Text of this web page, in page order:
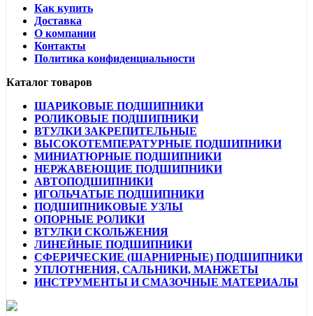
Как купить
Доставка
О компании
Контакты
Политика конфиденциальности
Каталог товаров
ШАРИКОВЫЕ ПОДШИПНИКИ
РОЛИКОВЫЕ ПОДШИПНИКИ
ВТУЛКИ ЗАКРЕПИТЕЛЬНЫЕ
ВЫСОКОТЕМПЕРАТУРНЫЕ ПОДШИПНИКИ
МИНИАТЮРНЫЕ ПОДШИПНИКИ
НЕРЖАВЕЮЩИЕ ПОДШИПНИКИ
АВТОПОДШИПНИКИ
ИГОЛЬЧАТЫЕ ПОДШИПНИКИ
ПОДШИПНИКОВЫЕ УЗЛЫ
ОПОРНЫЕ РОЛИКИ
ВТУЛКИ СКОЛЬЖЕНИЯ
ЛИНЕЙНЫЕ ПОДШИПНИКИ
СФЕРИЧЕСКИЕ (ШАРНИРНЫЕ) ПОДШИПНИКИ
УПЛОТНЕНИЯ, САЛЬНИКИ, МАНЖЕТЫ
ИНСТРУМЕНТЫ И СМАЗОЧНЫЕ МАТЕРИАЛЫ